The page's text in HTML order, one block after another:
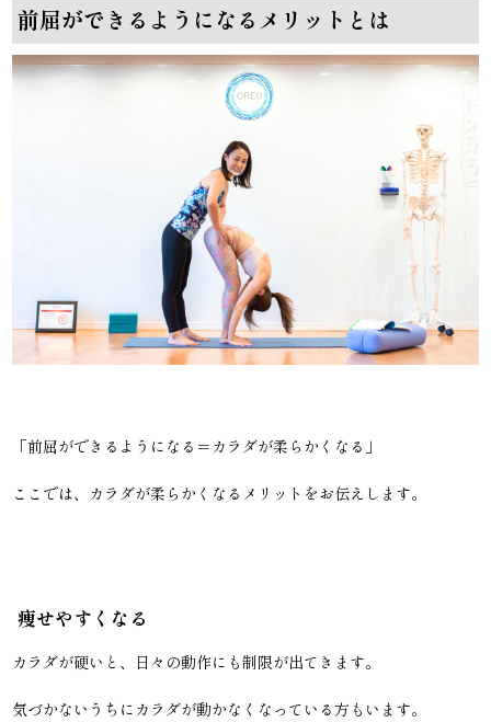
前屈ができるようになるメリットとは
「前屈ができるようになる＝カラダが柔らかくなる」
ここでは、カラダが柔らかくなるメリットをお伝えします。
痩せやすくなる
カラダが硬いと、日々の動作にも制限が出てきます。
気づかないうちにカラダが動かなくなっている方もいます。